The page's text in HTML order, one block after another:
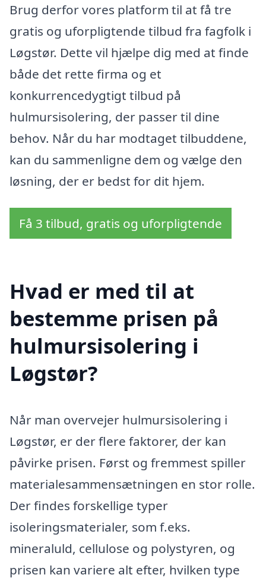
Brug derfor vores platform til at få tre
gratis og uforpligtende tilbud fra fagfolk i
Løgstør. Dette vil hjælpe dig med at finde
både det rette firma og et
konkurrencedygtigt tilbud på
hulmursisolering, der passer til dine
behov. Når du har modtaget tilbuddene,
kan du sammenligne dem og vælge den
løsning, der er bedst for dit hjem.
Få 3 tilbud, gratis og uforpligtende
Hvad er med til at
bestemme prisen på
hulmursisolering i
Løgstør?
Når man overvejer hulmursisolering i
Løgstør, er der flere faktorer, der kan
påvirke prisen. Først og fremmest spiller
materialesammensætningen en stor rolle.
Der findes forskellige typer
isoleringsmaterialer, som f.eks.
mineraluld, cellulose og polystyren, og
prisen kan variere alt efter, hvilken type